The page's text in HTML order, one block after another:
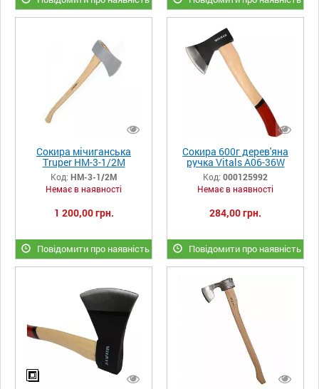
Сокира мічиганська
Truper HМ-3-1/2M
Код: HМ-3-1/2M
Немає в наявності
1 200,00 грн.
Повідомити про наявність
Сокира 600г дерев'яна
ручка Vitals A06-36W
Код: 000125992
Немає в наявності
284,00 грн.
Повідомити про наявність